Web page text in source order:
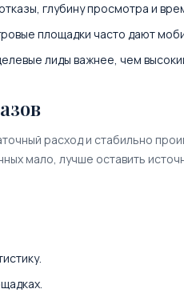
глубину просмотра и
площадки часто дают
лиды важнее, чем
расход и стабильно
мало, лучше оставить